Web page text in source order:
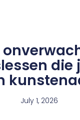
die
July 1, 2026